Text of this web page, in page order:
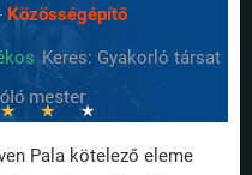
Közösségépítő
Keres: Gyakorló társat
Pala kötelező eleme